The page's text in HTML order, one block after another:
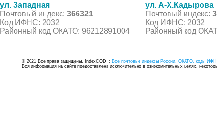
ул. Западная
Почтовый индекс: 366321
Код ИФНС: 2032
Районный код ОКАТО: 96212891004
ул. А-Х.Кадырова
Почтовый индекс:
Код ИФНС: 2032
Районный код
© 2021 Все права защищены. IndexCOD :: Все почтовые индексы России, ОКАТО, коды
Вся информация на сайте предоставлена исключительно в ознокомительных целях,